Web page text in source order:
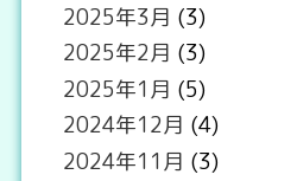
2025年3月 (3)
2025年2月 (3)
2025年1月 (5)
2024年12月 (4)
2024年11月 (3)